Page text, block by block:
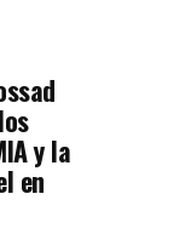
y la
en